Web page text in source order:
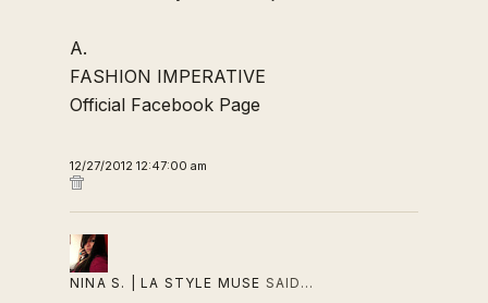
A.
FASHION IMPERATIVE
Official Facebook Page
12/27/2012 12:47:00 am
NINA S. | LA STYLE MUSE SAID…